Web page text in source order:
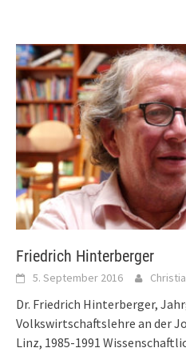
Friedrich Hinterberger
5. September 2016
Dr. Friedrich Hinterberger,
Volkswirtschaftslehre an der
Linz, 1985-1991